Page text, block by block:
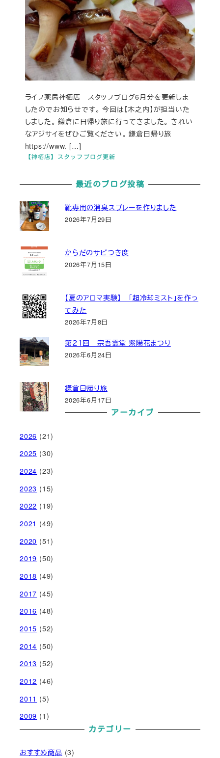
【神栖店】スタッフブログ更新
ライフ薬局神栖店 スタッフブログ6月分を更新しま
したのでお知らせです。 今回は【木之内】が担当いた
しました。 鎌倉に日帰り旅に行ってきました。 きれい
なアジサイをぜひご覧ください。 鎌倉日帰り旅
https://www. […]
最近のブログ投稿
靴専用の消臭スプレーを作りました
2026年7月29日
からだのサビつき度
2026年7月15日
【夏のアロマ実験】 「超冷却ミスト」を作っ
てみた
2026年7月8日
第２１回 宗吾霊堂 紫陽花まつり
2026年6月24日
鎌倉日帰り旅
2026年6月17日
アーカイブ
2026 (21)
2025 (30)
2024 (23)
2023 (15)
2022 (19)
2021 (49)
2020 (51)
2019 (50)
2018 (49)
2017 (45)
2016 (48)
2015 (52)
2014 (50)
2013 (52)
2012 (46)
2011 (5)
2009 (1)
カテゴリー
おすすめ商品 (3)